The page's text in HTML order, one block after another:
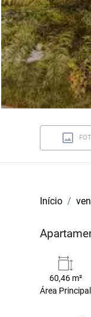
Início
60,46 m²
Área Principal